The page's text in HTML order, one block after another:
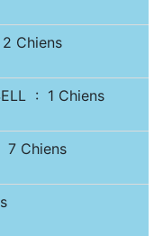
Chiens
: 1 Chiens
7 Chiens